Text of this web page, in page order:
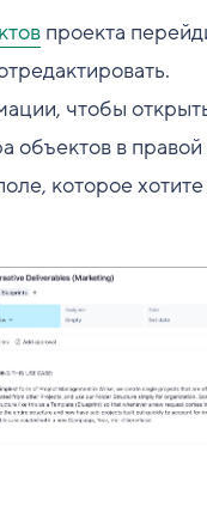
проекта
чтобы
объектов в правой
которое хотите